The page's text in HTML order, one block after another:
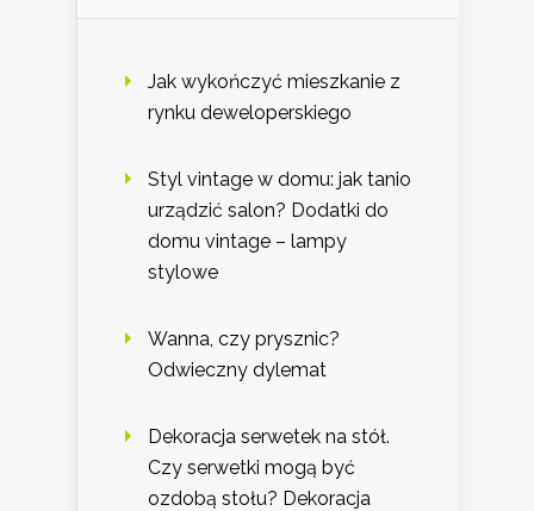
Jak wykończyć mieszkanie z
rynku deweloperskiego
Styl vintage w domu: jak tanio
urządzić salon? Dodatki do
domu vintage – lampy
stylowe
Wanna, czy prysznic?
Odwieczny dylemat
Dekoracja serwetek na stół.
Czy serwetki mogą być
ozdobą stołu? Dekoracja